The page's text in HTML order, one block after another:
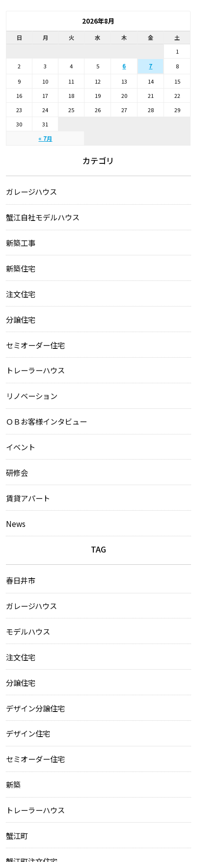
2026年8月
日 月 火 水 木 金 土
« 7月
1
2
3 4 5 6 7
8
9
10 11 12 13 14
15
16
17 18 19 20 21
22
23
24 25 26 27 28
29
30
31
カテゴリ
ガレージハウス
蟹江自社モデルハウス
新築工事
新築住宅
注文住宅
分譲住宅
セミオーダー住宅
トレーラーハウス
リノベーション
ＯＢお客様インタビュー
イベント
研修会
賃貸アパート
News
TAG
春日井市
ガレージハウス
モデルハウス
注文住宅
分譲住宅
デザイン分譲住宅
デザイン住宅
セミオーダー住宅
新築
トレーラーハウス
蟹江町